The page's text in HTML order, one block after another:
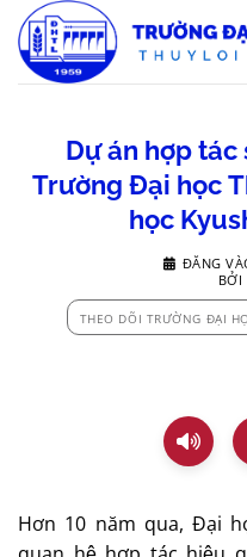
qua
nội
Dự án hợp
Trường Đại học
học
ĐĂNG
BỞI
THEO DÕI TRƯỜNG ĐẠI
Hơn 10 năm qua, Đại